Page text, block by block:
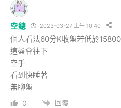
空總 2023-03-27 上午 10:40
個人看法60分K收盤若低於15800
這盤會往下
空手
看到快睡著
無聊盤
0 回覆